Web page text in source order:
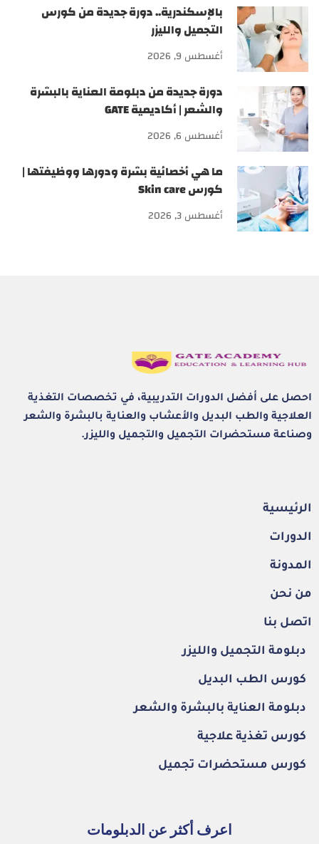
بالإسكندرية.. دورة جديدة من كورس
التجميل والليزر
أغسطس 9, 2026
دورة جديدة من دبلومة العناية بالبشرة
والشعر | أكاديمية GATE
أغسطس 6, 2026
ما هي أخصائية بشرة ودورها ووظيفتها |
كورس Skin care
أغسطس 3, 2026
احصل على أفضل الدورات التدريبية، في تخصصات التغذية
العلاجية والطب البديل والأعشاب والعناية بالبشرة والشعر
وصناعة مستحضرات التجميل والتجميل والليزر.
الرئيسية
الدورات
المدونة
من نحن
اتصل بنا
دبلومة التجميل والليزر
كورس الطب البديل
دبلومة العناية بالبشرة والشعر
كورس تغذية علاجية
كورس مستحضرات تجميل
اعرف أكثر عن الدبلومات